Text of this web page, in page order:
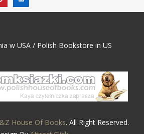
w USA / Polish Bookstore in US
House Of Books. All Right Reserved.